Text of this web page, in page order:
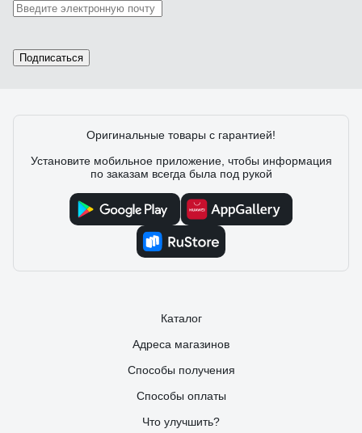
Подписаться
Оригинальные товары с гарантией!
Установите мобильное приложение, чтобы информация
по заказам всегда была под рукой
Каталог
Адреса магазинов
Способы получения
Способы оплаты
Что улучшить?